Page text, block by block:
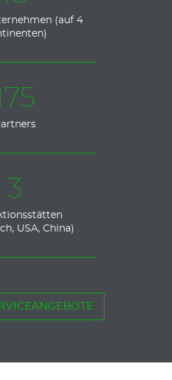
(auf 4
175
3
USA, China)